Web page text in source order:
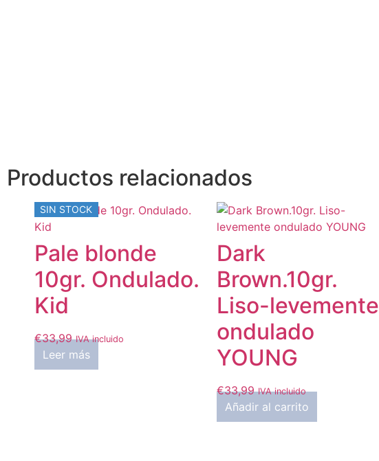
Productos relacionados
SIN STOCK
Pale blonde
10gr. Ondulado.
Kid
€33,99 IVA incluido
Leer más
Dark
Brown.10gr.
Liso-levemente
ondulado
YOUNG
€33,99 IVA incluido
Añadir al carrito